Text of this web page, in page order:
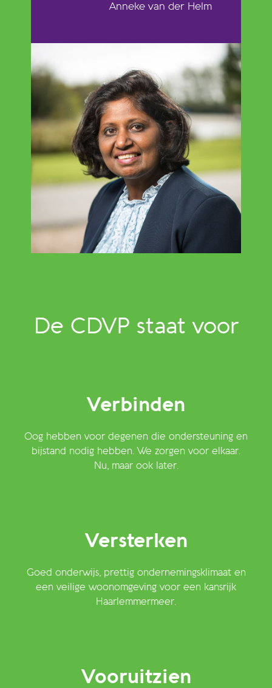
Anneke van der Helm
De CDVP staat voor
Verbinden
Oog hebben voor degenen die ondersteuning en
bijstand nodig hebben. We zorgen voor elkaar.
Nu, maar ook later.
Versterken
Goed onderwijs, prettig ondernemingsklimaat en
een veilige woonomgeving voor een kansrijk
Haarlemmermeer.
Vooruitzien